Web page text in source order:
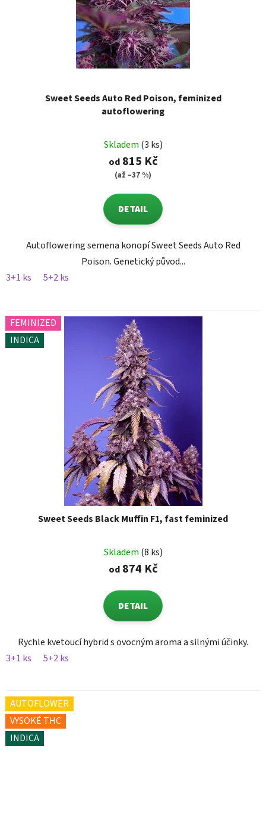
Sweet Seeds Auto Red Poison, feminized
autoflowering
Skladem (3 ks)
od815 Kč
(až –37 %)
DETAIL
Autoflowering semena konopí Sweet Seeds Auto Red
Poison. Genetický původ...
3+1 ks
5+2 ks
FEMINIZED
INDICA
Sweet Seeds Black Muffin F1, fast feminized
Skladem (8 ks)
od874 Kč
DETAIL
Rychle kvetoucí hybrid s ovocným aroma a silnými účinky.
3+1 ks
5+2 ks
AUTOFLOWER
VYSOKÉ THC
INDICA